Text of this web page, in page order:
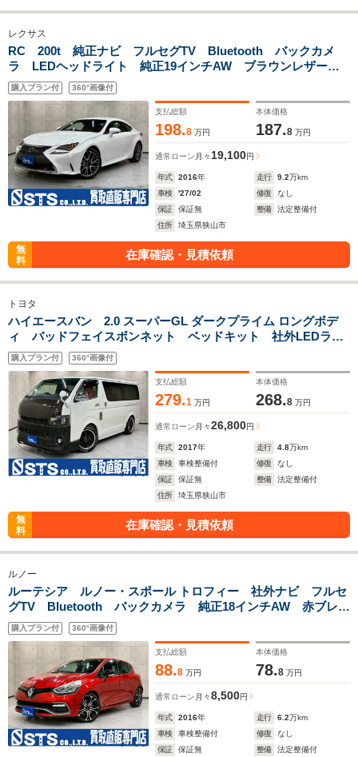
レクサス
RC 200t 純正ナビ フルセグTV Bluetooth バックカメ
ラ LEDヘッドライト 純正19インチAW ブラウンレザーシ
ート パワーシート シートヒーター レーダークルーズ
BSM スペアキー ETC車載器
購入プラン付 360°画像付
支払総額
198.8 万円
本体価格
187.8 万円
通常ローン 月々 19,100円
年式 2016年 走行 9.2万km
車検
'27/02 修復
なし
保証
保証無 整備
法定整備付
住所
埼玉県狭山市
無
料
在庫確認・見積依頼
トヨタ
ハイエースバン 2.0 スーパーGL ダークプライム ロングボデ
ィ バッドフェイスボンネット ベッドキット 社外LEDライ
ト 前後スポイラー 社外17インチAW ローダウン 両側パ
ワスラ 社外ナビ フルセグTV BT接続 バックカメラ フ
リップダウン ドラレコ ETC
購入プラン付 360°画像付
支払総額
279.1 万円
本体価格
268.8 万円
通常ローン 月々26,800円
年式 2017年 走行 4.8万km
車検
車検整備付 修復
なし
保証
保証無 整備
法定整備付
住所
埼玉県狭山市
無
料
在庫確認・見積依頼
ルノー
ルーテシア ルノー・スポール トロフィー 社外ナビ フルセ
グTV Bluetooth バックカメラ 純正18インチAW 赤ブレー
キキャリパー リアスポイラー デジタルインナーミラー パ
ドルシフト クルコン クリアランスソナー ドラレコ ETC
購入プラン付 360°画像付
支払総額
88.8 万円
本体価格
78.8 万円
通常ローン 月々8,500円
年式 2016年 走行 6.2万km
車検
車検整備付 修復
なし
保証
保証無 整備 法定整備付